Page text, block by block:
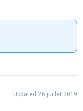
Updated 26 juillet 2019